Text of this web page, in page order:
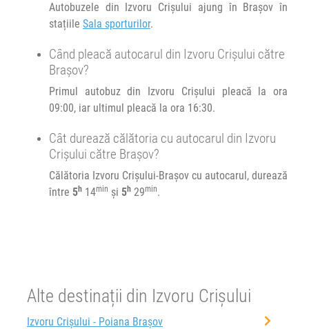
Autobuzele din Izvoru Crișului ajung în Brașov în
stațiile Sala sporturilor.
Când pleacă autocarul din Izvoru Crișului către
Brașov?
Primul autobuz din Izvoru Crișului pleacă la ora
09:00, iar ultimul pleacă la ora 16:30.
Cât durează călătoria cu autocarul din Izvoru
Crișului către Brașov?
Călătoria Izvoru Crișului-Brașov cu autocarul, durează
între 5h 14min și 5h 29min.
Alte destinații din Izvoru Crișului
Izvoru Crișului - Poiana Brașov